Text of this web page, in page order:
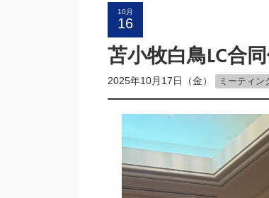
10月
16
苫小牧白鳥LC合
2025年10月17日（金） ミーティン